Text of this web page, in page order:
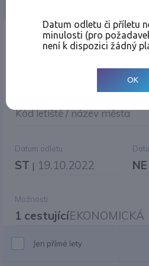
Místo odletu
Kód letiště / název města
Datum odletu
ST | 19.10.2022 NE
Možnosti
1 cestujícíEKONOMICKÁ
Jen přímé lety
Datum odletu či příletu
minulosti (pro
není k dispozici žádný
OK